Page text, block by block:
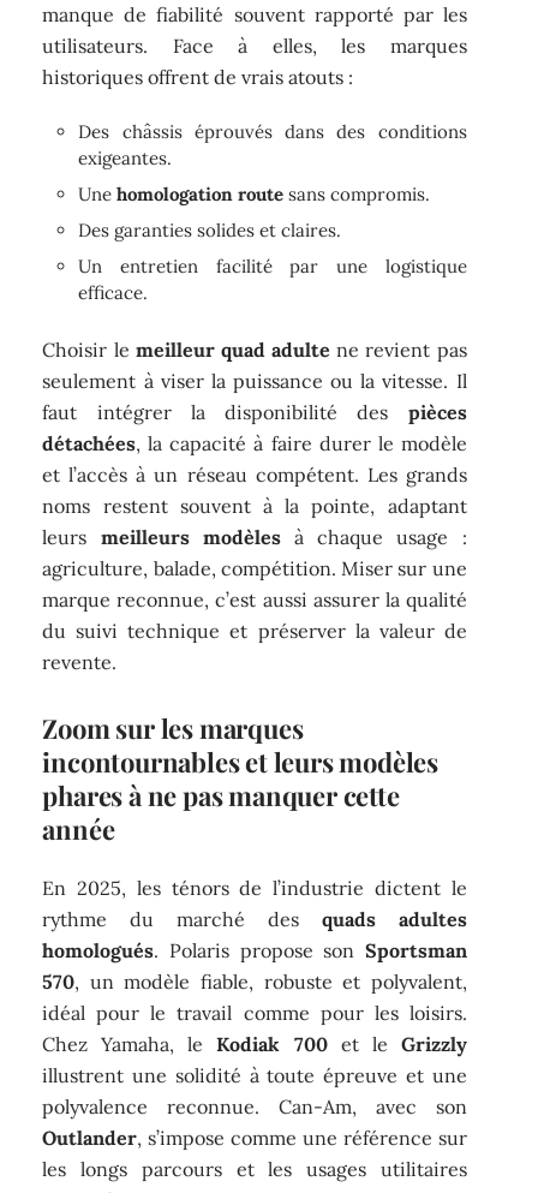
manque de fiabilité souvent rapporté par les
utilisateurs. Face à elles, les marques
historiques offrent de vrais atouts :
Des châssis éprouvés dans des conditions
exigeantes.
Unehomologation route sans compromis.
Des garanties solides et claires.
Un entretien facilité par une logistique
efficace.
Choisir le meilleur quad adulte ne revient pas
seulement à viser la puissance ou la vitesse. Il
faut intégrer la disponibilité des pièces
détachées, la capacité à faire durer le modèle
et l’accès à un réseau compétent. Les grands
noms restent souvent à la pointe, adaptant
leurs meilleurs modèlesà chaque usage :
agriculture, balade, compétition. Miser sur une
marque reconnue, c’est aussi assurer la qualité
du suivi technique et préserver la valeur de
revente.
Zoom sur les marques
incontournables et leurs modèles
phares à ne pas manquer cette
année
En 2025, les ténors de l’industrie dictent le
rythme du marché des quads adultes
homologués. Polaris propose son Sportsman
570, un modèle fiable, robuste et polyvalent,
idéal pour le travail comme pour les loisirs.
Chez Yamaha, leKodiak 700et le Grizzly
illustrent une solidité à toute épreuve et une
polyvalence reconnue. Can-Am, avec son
Outlander, s’impose comme une référence sur
les longs parcours et les usages utilitaires